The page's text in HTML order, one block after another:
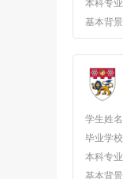
本科专业
基本背景
学生姓名
毕业学校
本科专业
基本背景